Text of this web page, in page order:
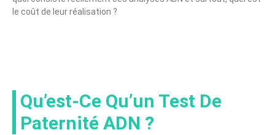
le coût de leur réalisation ?
Qu’est-Ce Qu’un Test De
Paternité ADN ?